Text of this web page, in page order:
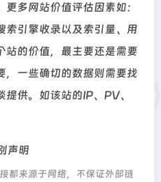
多网站价值评估因素如：
索引擎收录以及索引量、用
站的价值，最主要还是需要
，一些确切的数据则需要找
供。如该站的IP、PV、
声明
都来源于网络，不保证外部链